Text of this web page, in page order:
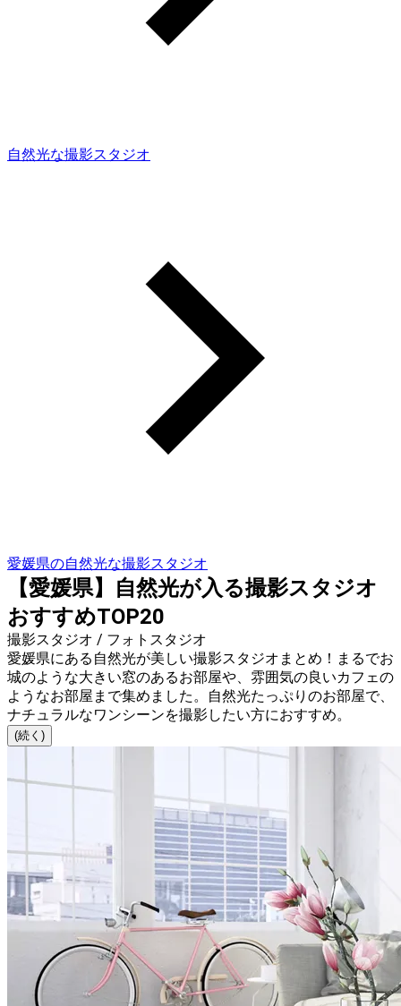
自然光な撮影スタジオ
愛媛県の自然光な撮影スタジオ
【愛媛県】自然光が入る撮影スタジオ
おすすめTOP20
撮影スタジオ / フォトスタジオ
愛媛県にある自然光が美しい撮影スタジオまとめ！まるでお
城のような大きい窓のあるお部屋や、雰囲気の良いカフェの
ようなお部屋まで集めました。自然光たっぷりのお部屋で、
ナチュラルなワンシーンを撮影したい方におすすめ。
(続く)